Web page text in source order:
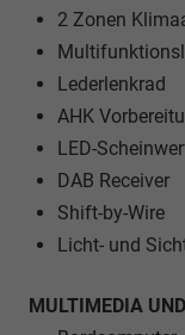
2 Zonen
Lederlenkrad
AHK
LED-
DAB Receiver
Shift-by-Wire
Licht- und
MULTIMEDIA